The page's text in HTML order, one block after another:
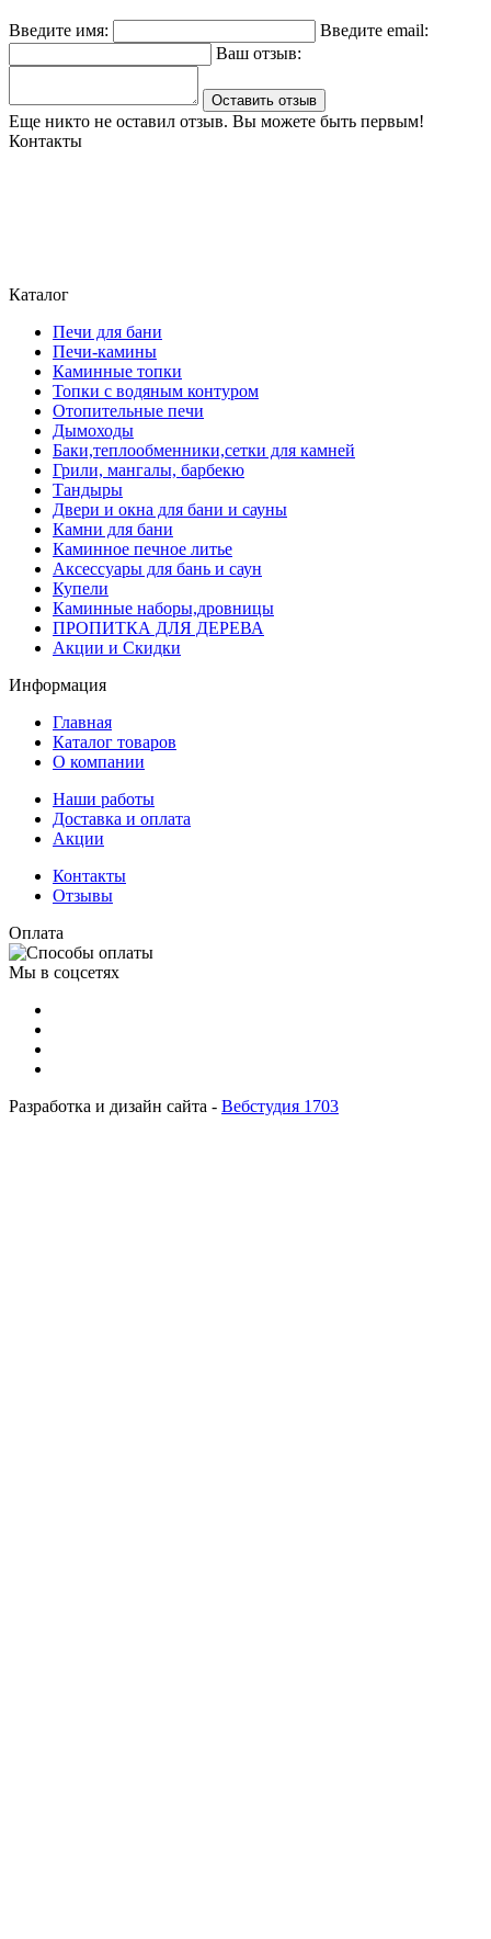
Введите имя:
Введите email:
Ваш отзыв:
Оставить отзыв
Еще никто не оставил отзыв. Вы можете быть первым!
Контакты
Каталог
Печи для бани
Печи-камины
Каминные топки
Топки с водяным контуром
Отопительные печи
Дымоходы
Баки,теплообменники,сетки для камней
Грили, мангалы, барбекю
Тандыры
Двери и окна для бани и сауны
Камни для бани
Каминное печное литье
Аксессуары для бань и саун
Купели
Каминные наборы,дровницы
ПРОПИТКА ДЛЯ ДЕРЕВА
Акции и Скидки
Информация
Главная
Каталог товаров
О компании
Наши работы
Доставка и оплата
Акции
Контакты
Отзывы
Оплата
Мы в соцсетях
Разработка и дизайн сайта - Вебстудия 1703